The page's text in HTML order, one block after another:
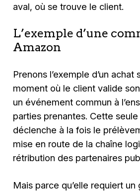
aval, où se trouve le client.
L’exemple d’une
Amazon
Prenons l’exemple d’un achat
moment où le client valide
un événement commun à
parties prenantes. Cette
déclenche à la fois le
mise en route de la chaîne
rétribution des partenaires
Mais parce qu’elle requiert un